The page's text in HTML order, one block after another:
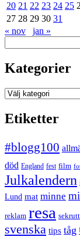
20 21 22 23 24 25
27 28 29 30 31
« nov
jan »
Kategorier
Kategorier
Etiketter
#blogg100
död England fest film
Julkalendern
Lund mat minne
reklam resa sekrutt
svenska tips tåg